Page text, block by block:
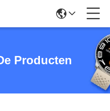
Producten